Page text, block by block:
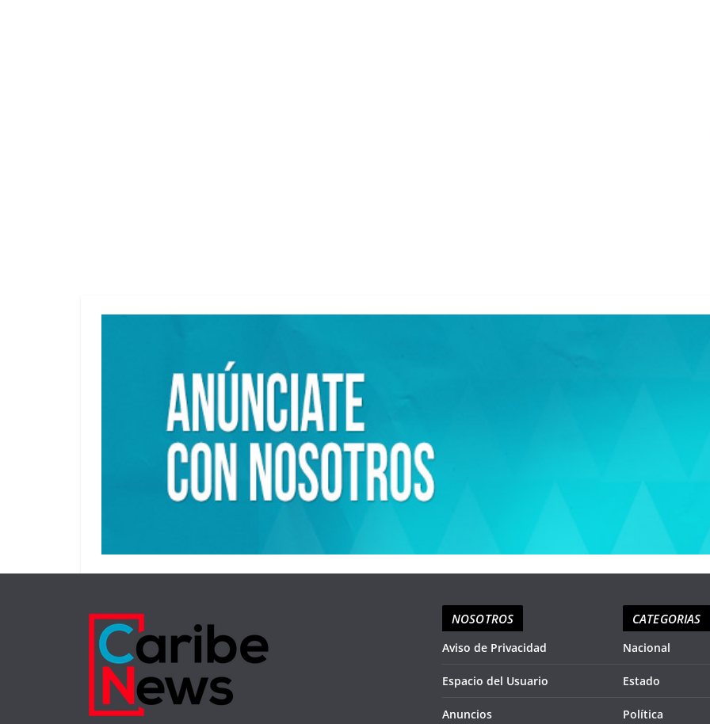
NOSOTROS
Aviso de Privacidad
Espacio del Usuario
Anuncios
CATEGORIAS
Nacional
Estado
Política